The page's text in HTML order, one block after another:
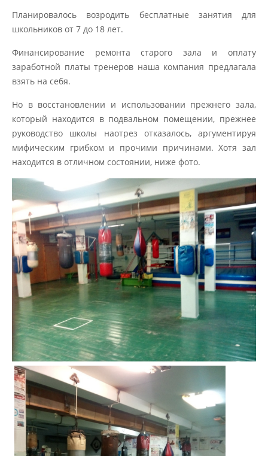
Планировалось возродить бесплатные занятия для
школьников от 7 до 18 лет.
Финансирование ремонта старого зала и оплату
заработной платы тренеров наша компания предлагала
взять на себя.
Но в восстановлении и использовании прежнего зала,
который находится в подвальном помещении, прежнее
руководство школы наотрез отказалось, аргументируя
мифическим грибком и прочими причинами. Хотя зал
находится в отличном состоянии, ниже фото.